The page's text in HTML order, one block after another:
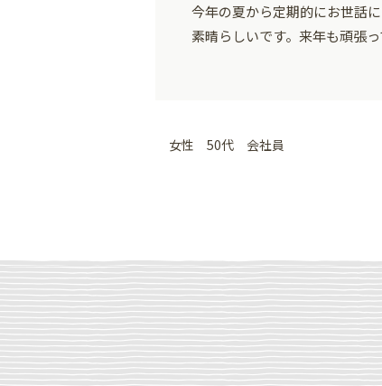
今年の夏から定期的にお世話
素晴らしいです。来年も頑張
女性 50代 会社員